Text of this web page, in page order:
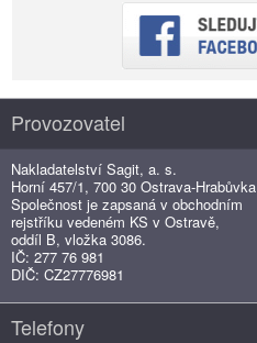
Provozovatel
Nakladatelství Sagit, a. s.
Horní 457/1, 700 30 Ostrava-Hrabůvka
Společnost je zapsaná v obchodním
rejstříku vedeném KS v Ostravě,
oddíl B, vložka 3086.
IČ: 277 76 981
DIČ: CZ27776981
Telefony